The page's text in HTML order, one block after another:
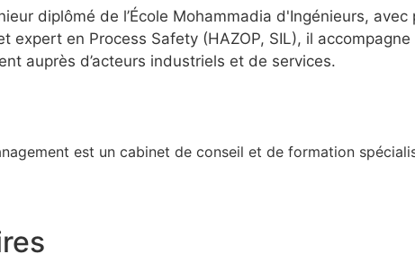
diplômé de l’École Mohammadia d'Ingénieurs,
expert en Process Safety (HAZOP, SIL), il
auprès d’acteurs industriels et de services.
est un cabinet de conseil et de formation